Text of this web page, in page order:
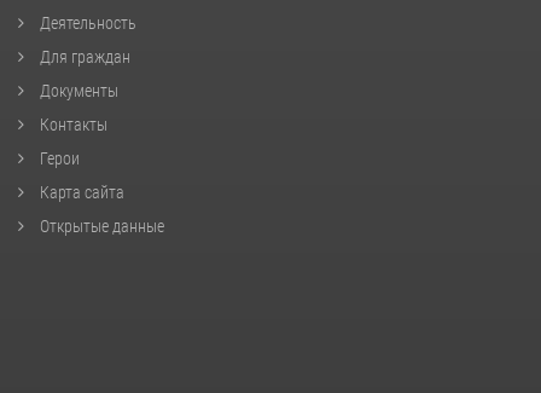
Деятельность
Для граждан
Документы
Контакты
Герои
Карта сайта
Открытые данные